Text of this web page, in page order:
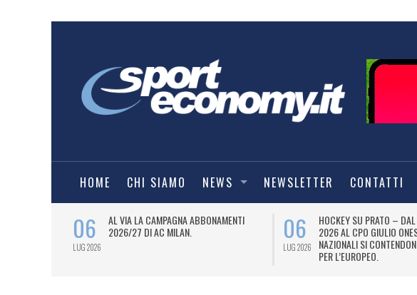
HOME CHI SIAMO NEWS NEWSLETTER CONTATTI
06
LUG 2026
AL VIA LA CAMPAGNA ABBONAMENTI
2026/27 DI AC MILAN.
06
LUG 2026
HOCKEY SU PRATO –
2026 AL CPO GIULIO
NAZIONALI SI
PER L’EUROPEO.